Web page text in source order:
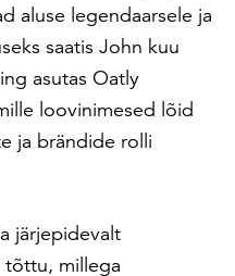
aluse legendaarsele ja
saatis John kuu
asutas Oatly
loovinimesed lõid
ja brändide rolli
järjepidevalt
tõttu, millega